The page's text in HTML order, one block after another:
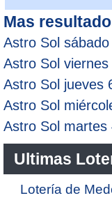
Mas
Astro Sol
Astro Sol
Astro Sol jueves
Astro Sol
Astro Sol martes
Ultimas
Lotería de